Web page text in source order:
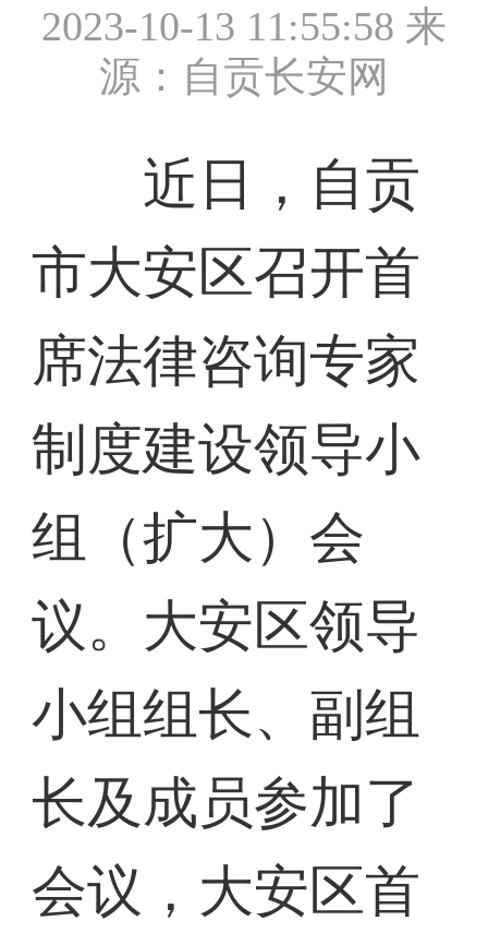
2023-10-13 11:55:58 来
源：自贡长安网
近日，自贡
市大安区召开首
席法律咨询专家
制度建设领导小
组（扩大）会
议。大安区领导
小组组长、副组
长及成员参加了
会议，大安区首